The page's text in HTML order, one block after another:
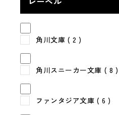
角川文庫 ( 2 )
角川スニーカー文庫 ( 8 )
ファンタジア文庫( 6 )